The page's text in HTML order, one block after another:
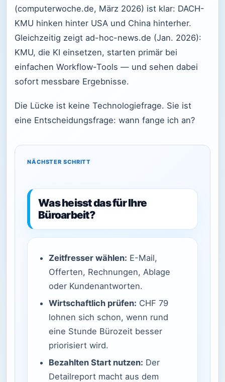
(computerwoche.de, März 2026) ist klar: DACH-
KMU hinken hinter USA und China hinterher.
Gleichzeitig zeigt ad-hoc-news.de (Jan. 2026):
KMU, die KI einsetzen, starten primär bei
einfachen Workflow-Tools — und sehen dabei
sofort messbare Ergebnisse.
Die Lücke ist keine Technologiefrage. Sie ist
eine Entscheidungsfrage: wann fange ich an?
NÄCHSTER SCHRITT
Was heisst das für Ihre
Büroarbeit?
Zeitfresser wählen: E-Mail,
Offerten, Rechnungen, Ablage
oder Kundenantworten.
Wirtschaftlich prüfen: CHF 79
lohnen sich schon, wenn rund
eine Stunde Bürozeit besser
priorisiert wird.
Bezahlten Start nutzen: Der
Detailreport macht aus dem